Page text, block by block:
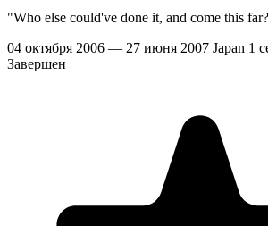
"Who else could've done it, and come this
04 октября 2006 — 27 июня 2007 Japan 1
Завершен